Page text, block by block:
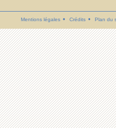
Mentions légales Crédits Plan du